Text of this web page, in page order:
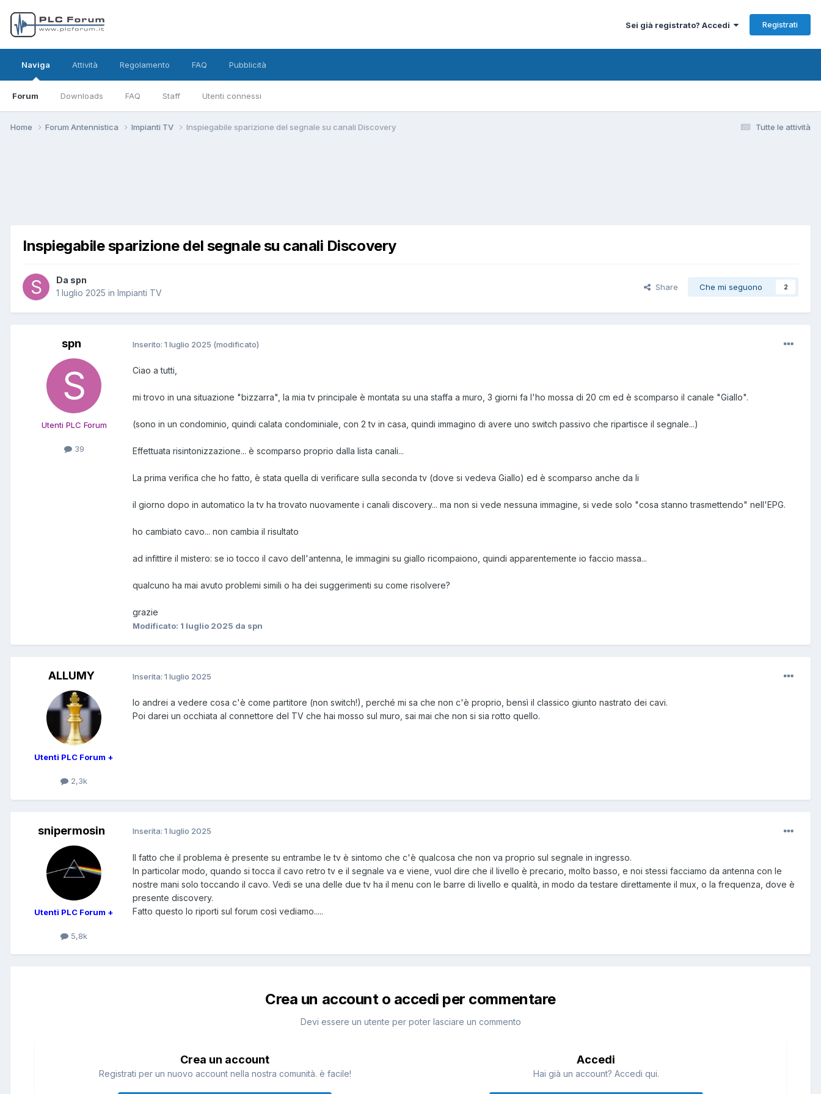
Sei già registrato? Accedi Registrati
Naviga
Forum Downloads FAQ Staff Utenti connessi
Attività Regolamento FAQ Pubblicità
Tutte le attività
Home Forum Antennistica Impianti TV Inspiegabile sparizione del segnale su canali Discovery
Inspiegabile sparizione del segnale su canali Discovery
Da spn
1 luglio 2025 in Impianti TV
Share Che mi seguono 2
spn
Utenti PLC Forum
39
Inserito: 1 luglio 2025 (modificato)
Ciao a tutti,
mi trovo in una situazione "bizzarra", la mia tv principale è montata su una staffa a muro, 3 giorni fa l'ho mossa di 20 cm ed è scomparso il canale "Giallo".
(sono in un condominio, quindi calata condominiale, con 2 tv in casa, quindi immagino di avere uno switch passivo che ripartisce il segnale...)
Effettuata risintonizzazione... è scomparso proprio dalla lista canali...
La prima verifica che ho fatto, è stata quella di verificare sulla seconda tv (dove si vedeva Giallo) ed è scomparso anche da li
il giorno dopo in automatico la tv ha trovato nuovamente i canali discovery... ma non si vede nessuna immagine, si vede solo "cosa stanno trasmettendo" nell'EPG.
ho cambiato cavo... non cambia il risultato
ad infittire il mistero: se io tocco il cavo dell'antenna, le immagini su giallo ricompaiono, quindi apparentemente io faccio massa...
qualcuno ha mai avuto problemi simili o ha dei suggerimenti su come risolvere?
grazie
Modificato: 1 luglio 2025 da spn
ALLUMY
Utenti PLC Forum +
2,3k
Inserita: 1 luglio 2025
Io andrei a vedere cosa c'è come partitore (non switch!), perché mi sa che non c'è proprio, bensì il classico giunto nastrato dei cavi.
Poi darei un occhiata al connettore del TV che hai mosso sul muro, sai mai che non si sia rotto quello.
snipermosin
Utenti PLC Forum +
5,8k
Inserita: 1 luglio 2025
Il fatto che il problema è presente su entrambe le tv è sintomo che c'è qualcosa che non va proprio sul segnale in ingresso.
In particolar modo, quando si tocca il cavo retro tv e il segnale va e viene, vuol dire che il livello è precario, molto basso, e noi stessi facciamo da antenna con le
nostre mani solo toccando il cavo. Vedi se una delle due tv ha il menu con le barre di livello e qualità, in modo da testare direttamente il mux, o la frequenza, dove è
presente discovery.
Fatto questo lo riporti sul forum così vediamo.....
Crea un account o accedi per commentare
Devi essere un utente per poter lasciare un commento
Crea un account
Registrati per un nuovo account nella nostra comunità. è facile!
Accedi
Hai già un account? Accedi qui.